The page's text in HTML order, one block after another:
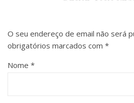
O seu endereço de email não será
obrigatórios marcados com *
Nome *